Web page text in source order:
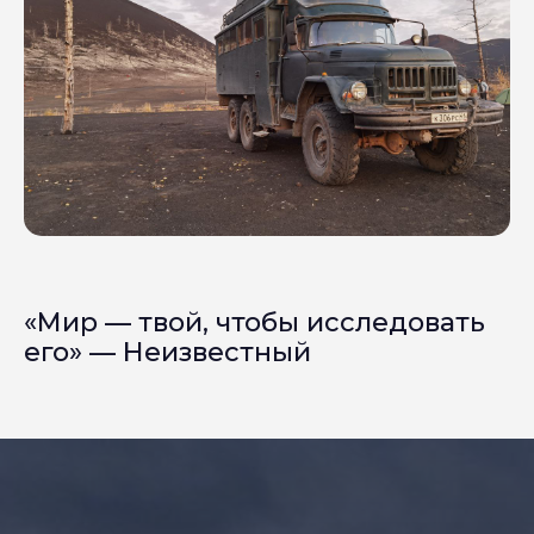
«Мир — твой, чтобы исследовать
его» — Неизвестный